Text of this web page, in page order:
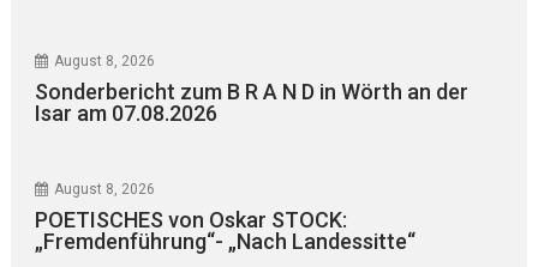
August 8, 2026
Sonderbericht zum B R A N D in Wörth an der
Isar am 07.08.2026
August 8, 2026
POETISCHES von Oskar STOCK:
„Fremdenführung“- „Nach Landessitte“